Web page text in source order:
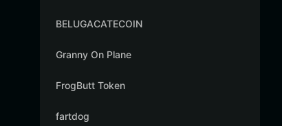
BELUGACATECOIN
Granny On Plane
FrogButt Token
fartdog